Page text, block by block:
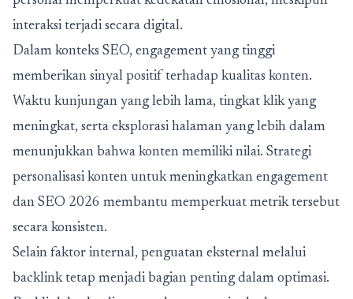
interaksi terjadi secara digital.
Dalam konteks SEO, engagement yang tinggi
memberikan sinyal positif terhadap kualitas konten.
Waktu kunjungan yang lebih lama, tingkat klik yang
meningkat, serta eksplorasi halaman yang lebih dalam
menunjukkan bahwa konten memiliki nilai. Strategi
personalisasi konten untuk meningkatkan engagement
dan SEO 2026 membantu memperkuat metrik tersebut
secara konsisten.
Selain faktor internal, penguatan eksternal melalui
backlink tetap menjadi bagian penting dalam optimasi.